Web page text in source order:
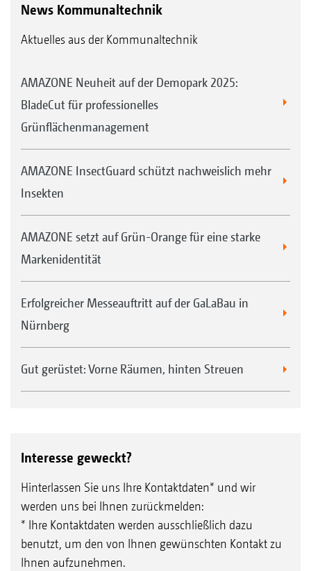
News Kommunaltechnik
Aktuelles aus der Kommunaltechnik
AMAZONE Neuheit auf der Demopark 2025:
BladeCut für professionelles
Grünflächenmanagement
AMAZONE InsectGuard schützt nachweislich mehr
Insekten
AMAZONE setzt auf Grün-Orange für eine starke
Markenidentität
Erfolgreicher Messeauftritt auf der GaLaBau in
Nürnberg
Gut gerüstet: Vorne Räumen, hinten Streuen
Interesse geweckt?
Hinterlassen Sie uns Ihre Kontaktdaten* und wir
werden uns bei Ihnen zurückmelden:
* Ihre Kontaktdaten werden ausschließlich dazu
benutzt, um den von Ihnen gewünschten Kontakt zu
Ihnen aufzunehmen.